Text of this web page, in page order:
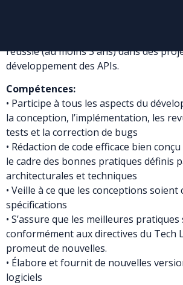
réussie (au moins 3 ans) dans des
développement des APIs.
Compétences:
• Participe à tous les aspects du
la conception, l’implémentation, les
tests et la correction de bugs
• Rédaction de code efficace bien
le cadre des bonnes pratiques définis
architecturales et techniques
• Veille à ce que les conceptions
spécifications
• S’assure que les meilleures
conformément aux directives du Tech
promeut de nouvelles.
• Élabore et fournit de nouvelles
logiciels